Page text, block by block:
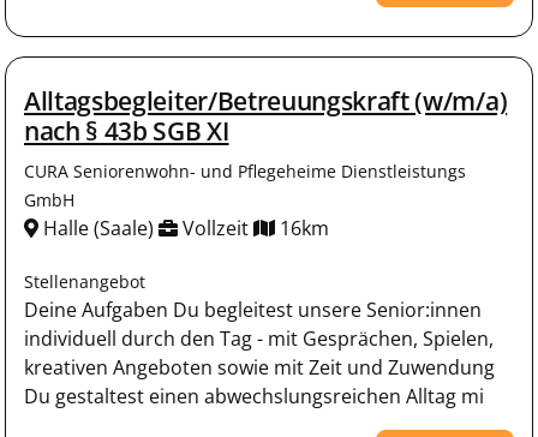
Alltagsbegleiter/Betreuungskraft (w/m/a)
nach § 43b SGB XI
CURA Seniorenwohn- und Pflegeheime Dienstleistungs
GmbH
Halle (Saale) Vollzeit 16km
Stellenangebot
Deine Aufgaben Du begleitest unsere Senior:innen
individuell durch den Tag - mit Gesprächen, Spielen,
kreativen Angeboten sowie mit Zeit und Zuwendung
Du gestaltest einen abwechslungsreichen Alltag mi